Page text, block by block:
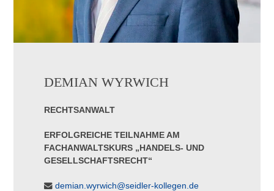
DEMIAN WYRWICH
RECHTSANWALT
ERFOLGREICHE TEILNAHME AM
FACHANWALTSKURS „HANDELS- UND
GESELLSCHAFTSRECHT“
demian.wyrwich@seidler-kollegen.de